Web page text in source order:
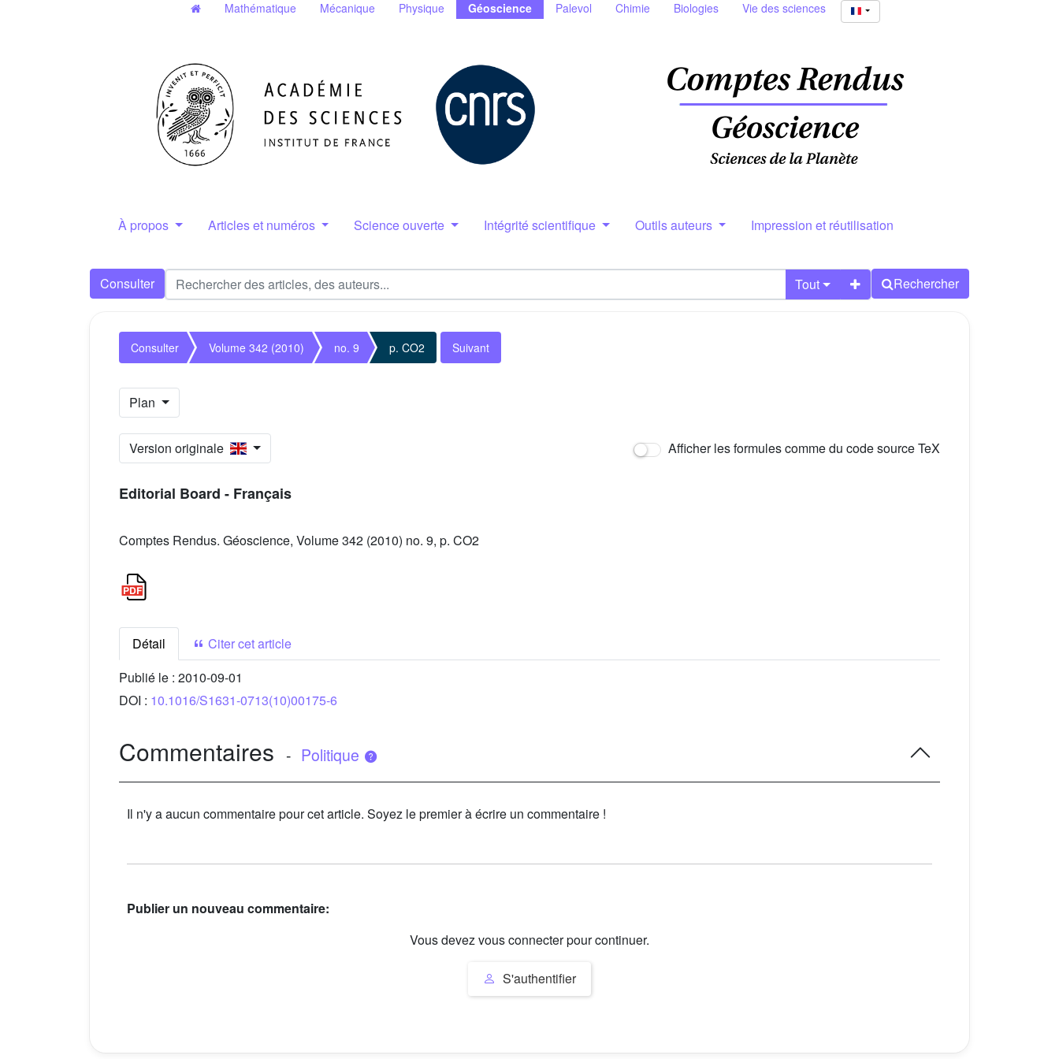
Mathématique Mécanique Physique Géoscience Palevol Chimie Biologies Vie des sciences
À propos Articles et numéros Science ouverte Intégrité scientifique Outils auteurs Impression et réutilisation
Consulter Tout Rechercher
Consulter Volume 342 (2010) no. 9 p. CO2 Suivant
Plan
Version originale Afficher les formules comme du code source TeX
Editorial Board - Français
Comptes Rendus. Géoscience, Volume 342 (2010) no. 9, p. CO2
Détail
Citer cet article
Publié le : 2010-09-01
DOI : 10.1016/S1631-0713(10)00175-6
Commentaires - Politique
Il n'y a aucun commentaire pour cet article. Soyez le premier à écrire un commentaire !
Publier un nouveau commentaire:
Vous devez vous connecter pour continuer.
S'authentifier